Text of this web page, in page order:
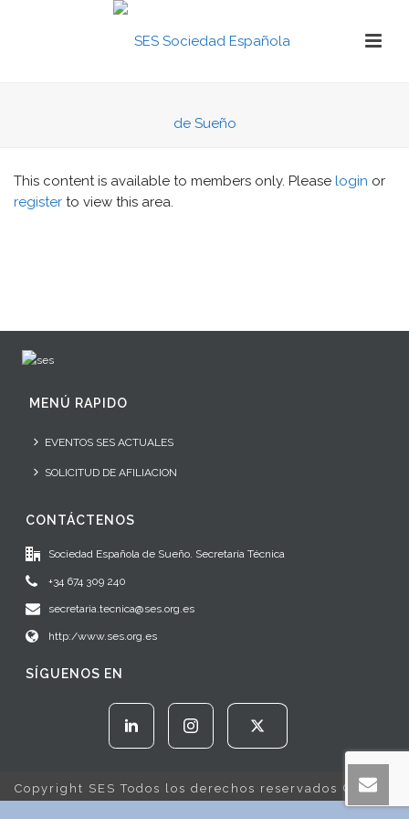
This content is available to members only. Please login or
register to view this area.
MENÚ RAPIDO
EVENTOS SES ACTUALES
SOLICITUD DE AFILIACION
CONTÁCTENOS
Sociedad Española de Sueño. Secretaría Técnica
+34 674 309 240
secretaria.tecnica@ses.org.es
http:/www.ses.org.es
SÍGUENOS EN
Copyright SES Todos los derechos reservados © 2022